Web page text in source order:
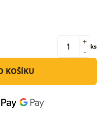
-
+ ks
KOŠÍKU